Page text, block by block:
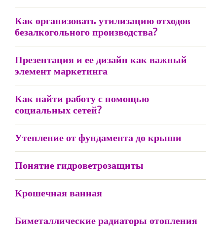
Как организовать утилизацию отходов
безалкогольного производства?
Презентация и ее дизайн как важный
элемент маркетинга
Как найти работу с помощью
социальных сетей?
Утепление от фундамента до крыши
Понятие гидроветрозащиты
Крошечная ванная
Биметаллические радиаторы отопления